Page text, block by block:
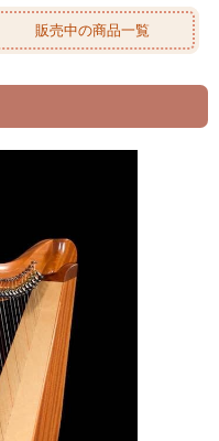
販売中の商品一覧